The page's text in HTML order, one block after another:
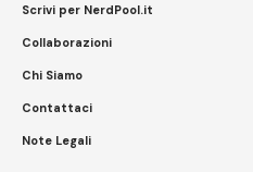
Scrivi per NerdPool.it
Collaborazioni
Chi Siamo
Contattaci
Note Legali